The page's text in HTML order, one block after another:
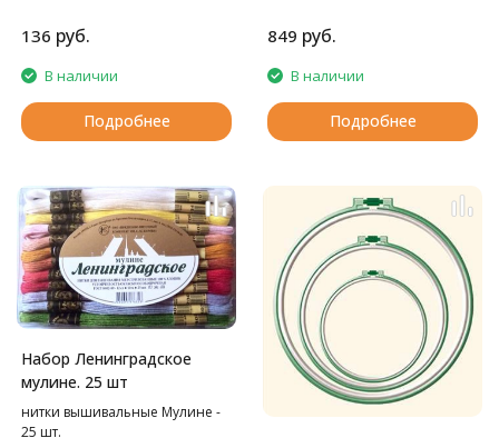
136 руб.
В наличии
Подробнее
849 руб.
В наличии
Подробнее
Набор Ленинградское
мулине. 25 шт
нитки вышивальные Мулине -
25 шт.